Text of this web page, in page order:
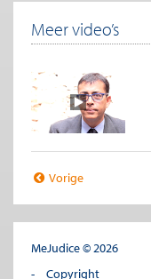
Meer video’s
Vorige
MeJudice © 2026
Copyright